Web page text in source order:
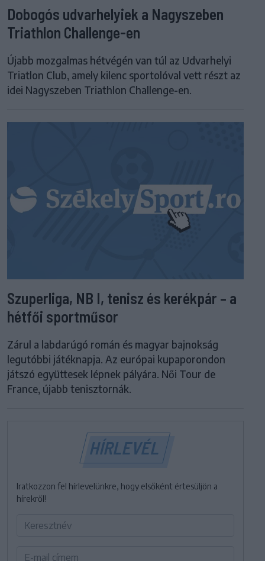
Dobogós udvarhelyiek a Nagyszeben
Triathlon Challenge-en
Újabb mozgalmas hétvégén van túl az Udvarhelyi
Triatlon Club, amely kilenc sportolóval vett részt az
idei Nagyszeben Triathlon Challenge-en.
Szuperliga, NB I, tenisz és kerékpár – a
hétfői sportműsor
Zárul a labdarúgó román és magyar bajnokság
legutóbbi játéknapja. Az európai kupaporondon
játszó együttesek lépnek pályára. Női Tour de
France, újabb tenisztornák.
HÍRLEVÉL
Iratkozzon fel hírlevelünkre, hogy elsőként értesüljön a
hírekről!